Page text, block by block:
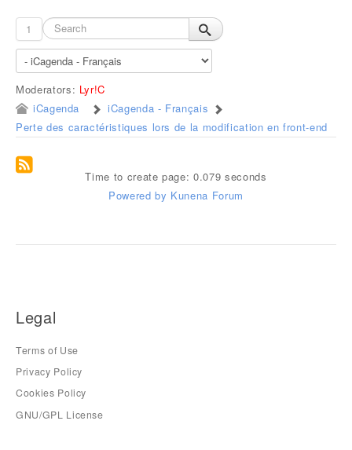
1
Moderators: Lyr!C
iCagenda
iCagenda - Français
Perte des caractéristiques lors de la modification en front-end
Time to create page: 0.079 seconds
Powered by Kunena Forum
Legal
Terms of Use
Privacy Policy
Cookies Policy
GNU/GPL License